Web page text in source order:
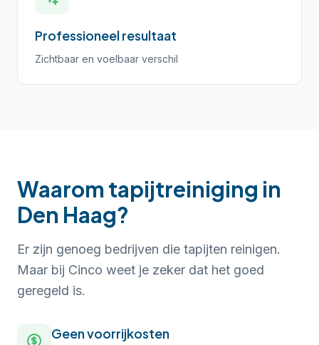
Professioneel resultaat
Zichtbaar en voelbaar verschil
Waarom tapijtreiniging in
Den Haag?
Er zijn genoeg bedrijven die tapijten reinigen.
Maar bij Cinco weet je zeker dat het goed
geregeld is.
Geen voorrijkosten